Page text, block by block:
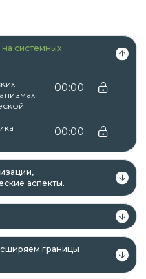
системных
00:00
00:00
аспекты.
границы